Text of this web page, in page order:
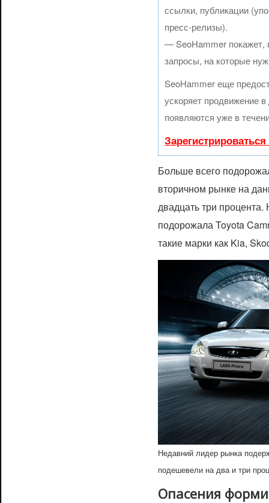
ссылки, публикации
пресс-релизы).
— SeoHammer покажет,
запросы, на которые
SeoHammer еще
ускоряет продвижение
появляются уже в
Больше всего
вторичном рынке на
двадцать три
подорожала Toyota
такие марки как Kia,
Недавний лидер рынка
подешевели на два и три
Опасения